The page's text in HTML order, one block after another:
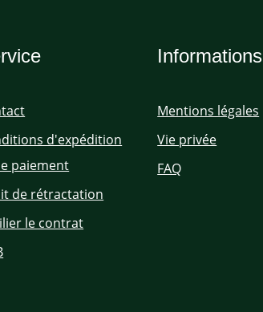
d'expédition
paiement
de rétractation
le contrat
Informations
Mentions légales
Vie privée
FAQ